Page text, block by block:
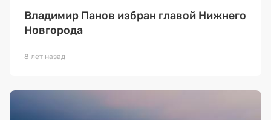
Владимир Панов избран главой Нижнего
Новгорода
8 лет назад